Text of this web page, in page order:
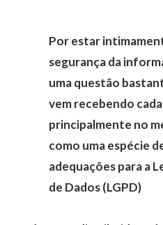
Por estar
segurança da
uma questão
vem recebendo
principalmente no
como uma espécie
adequações para a
de Dados (LGPD)